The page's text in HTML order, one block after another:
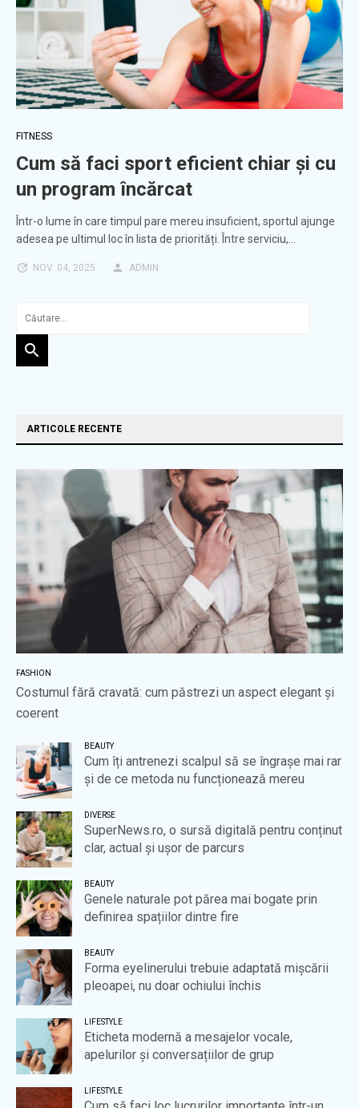
FITNESS
Cum să faci sport eficient chiar și cu
un program încărcat
Într-o lume în care timpul pare mereu insuficient, sportul ajunge
adesea pe ultimul loc în lista de priorități. Între serviciu,…
NOV. 04, 2025 ADMIN
ARTICOLE RECENTE
FASHION
Costumul fără cravată: cum păstrezi un aspect elegant și
coerent
BEAUTY
Cum îți antrenezi scalpul să se îngrașe mai rar
și de ce metoda nu funcționează mereu
DIVERSE
SuperNews.ro, o sursă digitală pentru conținut
clar, actual și ușor de parcurs
BEAUTY
Genele naturale pot părea mai bogate prin
definirea spațiilor dintre fire
BEAUTY
Forma eyelinerului trebuie adaptată mișcării
pleoapei, nu doar ochiului închis
LIFESTYLE
Eticheta modernă a mesajelor vocale,
apelurilor și conversațiilor de grup
LIFESTYLE